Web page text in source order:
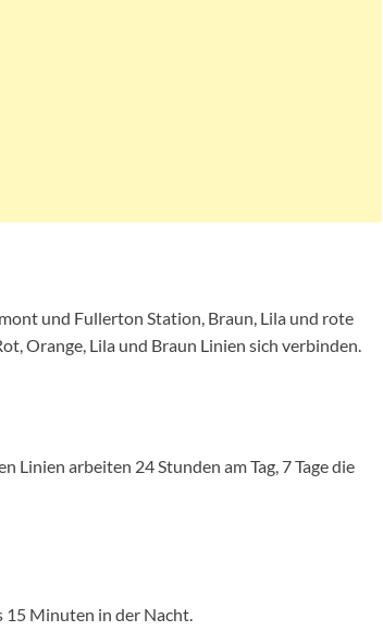
und Fullerton Station, Braun, Lila und rote
Orange, Lila und Braun Linien sich verbinden.
Linien arbeiten 24 Stunden am Tag, 7 Tage die
Minuten in der Nacht.